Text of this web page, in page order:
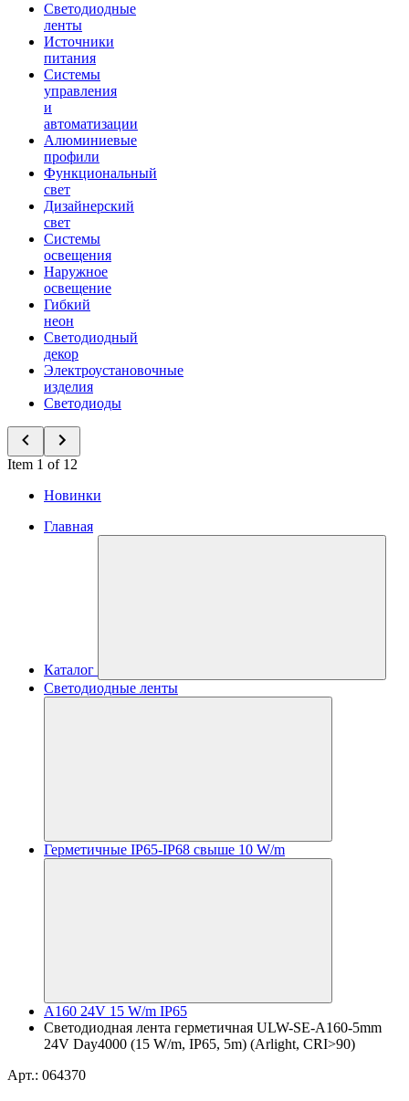
Светодиодные
ленты
Источники
питания
Системы
управления
и
автоматизации
Алюминиевые
профили
Функциональный
свет
Дизайнерский
свет
Системы
освещения
Наружное
освещение
Гибкий
неон
Светодиодный
декор
Электроустановочные
изделия
Светодиоды
Item 1 of 12
Новинки
Главная
Каталог
Светодиодные ленты
Герметичные IP65-IP68 свыше 10 W/m
A160 24V 15 W/m IP65
Светодиодная лента герметичная ULW-SE-A160-5mm
24V Day4000 (15 W/m, IP65, 5m) (Arlight, CRI>90)
Арт.: 064370